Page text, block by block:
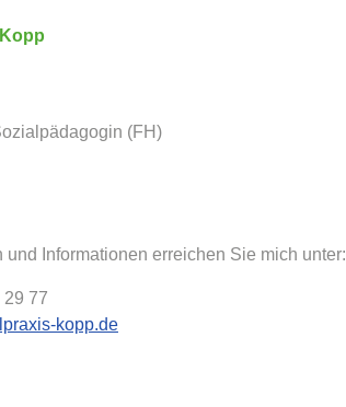
(FH)
und Informationen erreichen Sie mich unter:
29 77
kopp.de